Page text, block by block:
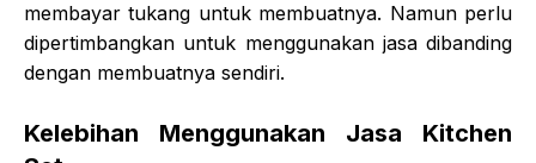
membayar tukang untuk membuatnya. Namun perlu
dipertimbangkan untuk menggunakan jasa dibanding
dengan membuatnya sendiri.
Kelebihan Menggunakan Jasa Kitchen